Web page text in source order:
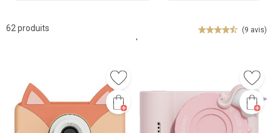
62 produits (9 avis)
'